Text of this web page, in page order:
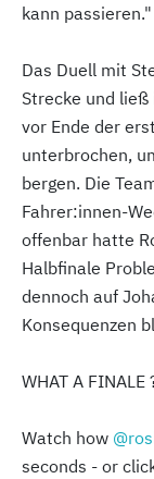
kann passieren."
Das Duell mit
Strecke und ließ
vor Ende der
unterbrochen,
bergen. Die
Fahrer:innen-
offenbar hatte
Halbfinale
dennoch auf
Konsequenzen
WHAT A FINALE
Watch how
seconds - or